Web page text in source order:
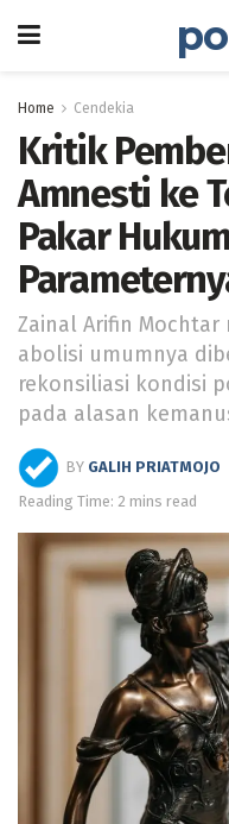
Home Cendekia
Kritik
Amnesti ke
Pakar
Zainal Arifin
abolisi umumnya
rekonsiliasi kondisi
pada alasan
BY GALIH PRIATMOJO
Reading Time: 2 mins read